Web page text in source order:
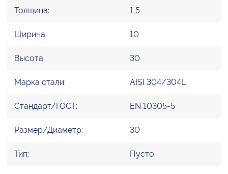
Толщина: 1,5
Ширина: 10
Высота: 30
Марка стали: AISI 304/304L
Стандарт/ГОСТ: EN 10305-5
Размер/Диаметр: 30
Тип: Пусто